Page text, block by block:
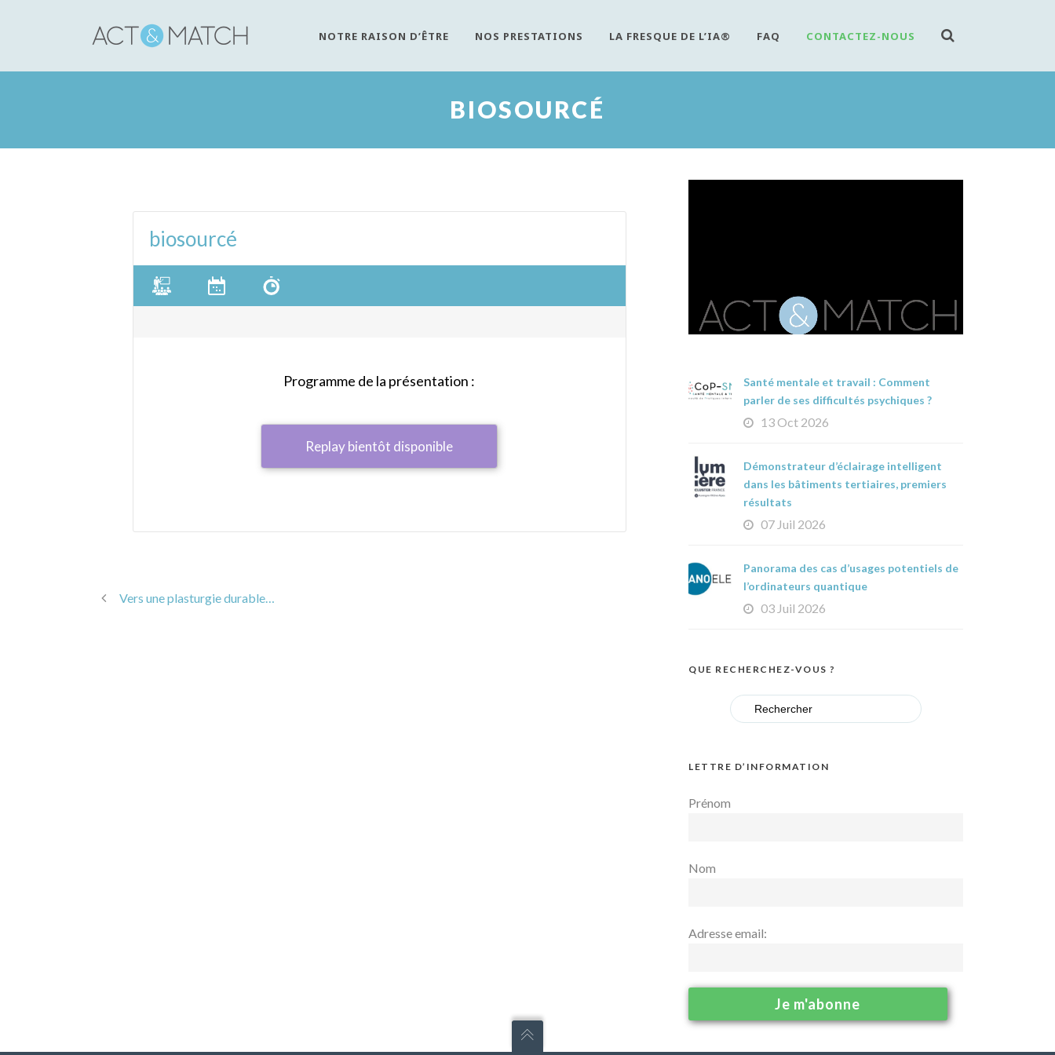
NOTRE RAISON D’ÊTRE NOS PRESTATIONS LA FRESQUE DE L’IA® FAQ CONTACTEZ-NOUS
BIOSOURCÉ
biosourcé
Programme de la présentation :
Replay bientôt disponible
Vers une plasturgie durable…
Santé mentale et travail : Comment
parler de ses difficultés psychiques ?
13 Oct 2026
Démonstrateur d’éclairage intelligent
dans les bâtiments tertiaires, premiers
résultats
07 Juil 2026
Panorama des cas d’usages potentiels de
l’ordinateurs quantique
03 Juil 2026
QUE RECHERCHEZ-VOUS ?
Search
for:
LETTRE D’INFORMATION
Prénom
Nom
Adresse email: